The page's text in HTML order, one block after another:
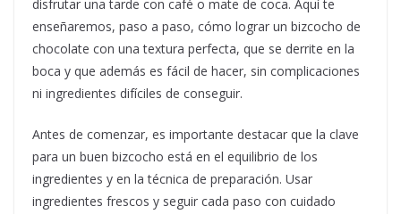
disfrutar una tarde con café o mate de coca. Aquí te
enseñaremos, paso a paso, cómo lograr un bizcocho de
chocolate con una textura perfecta, que se derrite en la
boca y que además es fácil de hacer, sin complicaciones
ni ingredientes difíciles de conseguir.
Antes de comenzar, es importante destacar que la clave
para un buen bizcocho está en el equilibrio de los
ingredientes y en la técnica de preparación. Usar
ingredientes frescos y seguir cada paso con cuidado